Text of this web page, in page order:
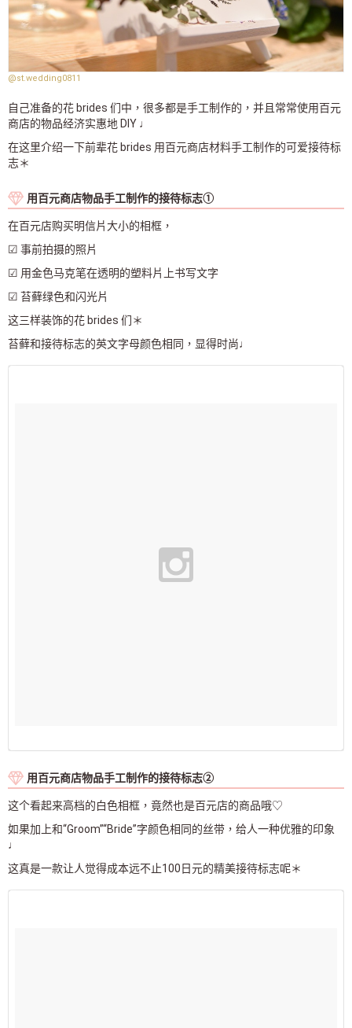
@st.wedding0811
自己准备的花 brides 们中，很多都是手工制作的，并且常常使用百元
商店的物品经济实惠地 DIY ♩
在这里介绍一下前辈花 brides 用百元商店材料手工制作的可爱接待标
志＊
用百元商店物品手工制作的接待标志①
在百元店购买明信片大小的相框，
☑ 事前拍摄的照片
☑ 用金色马克笔在透明的塑料片上书写文字
☑ 苔藓绿色和闪光片
这三样装饰的花 brides 们＊
苔藓和接待标志的英文字母颜色相同，显得时尚♩
用百元商店物品手工制作的接待标志②
这个看起来高档的白色相框，竟然也是百元店的商品哦♡
如果加上和“Groom”“Bride”字颜色相同的丝带，给人一种优雅的印象
♩
这真是一款让人觉得成本远不止100日元的精美接待标志呢＊